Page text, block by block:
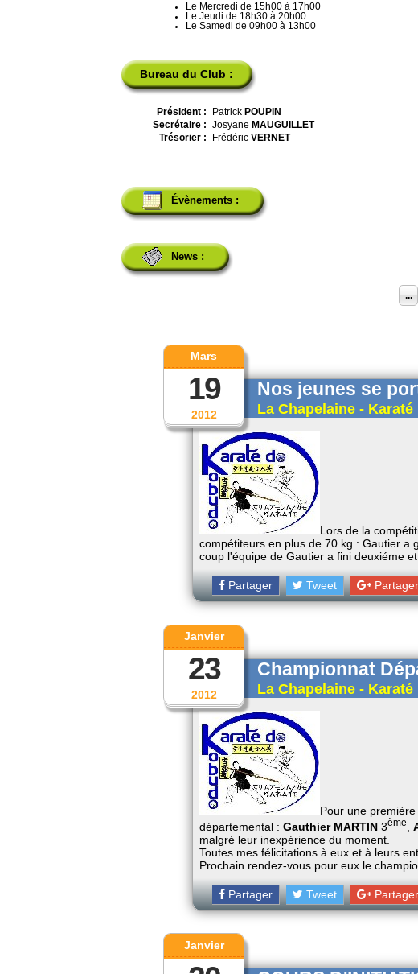
Le Mercredi de 15h00 à 17h00
Le Jeudi de 18h30 à 20h00
Le Samedi de 09h00 à 13h00
Bureau du Club :
Président : Patrick POUPIN
Secrétaire :
Josyane MAUGUILLET
Trésorier :
Frédéric VERNET
Évènements :
News :
...
2012
Mars
19 Nos jeunes se
La Chapelaine - Karaté
Lors de la
compétiteurs en plus de 70 kg : Gautier a
coup l'équipe de Gautier a fini deuxiéme
Partager Tweet Partager
2012
Janvier
23 Championnat
La Chapelaine - Karaté
Pour une
départemental : Gauthier MARTIN3ème
malgré leur inexpérience du moment.
Toutes mes félicitations à eux et à leurs
Prochain rendez-vous pour eux le
Partager Tweet Partager
Janvier